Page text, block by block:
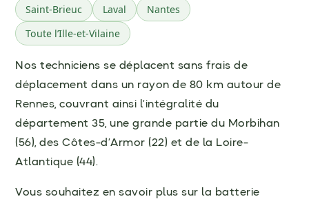
Saint-Brieuc
Laval
Nantes
Toute l’Ille-et-Vilaine
Nos techniciens se déplacent sans frais de
déplacement dans un rayon de 80 km autour de
Rennes, couvrant ainsi l’intégralité du
département 35, une grande partie du Morbihan
(56), des Côtes-d’Armor (22) et de la Loire-
Atlantique (44).
Vous souhaitez en savoir plus sur la batterie